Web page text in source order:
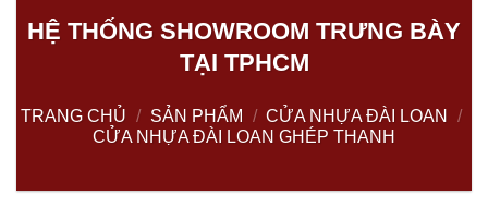
HỆ THỐNG SHOWROOM TRƯNG BÀY
TẠI TPHCM
TRANG CHỦ / SẢN PHẨM / CỬA NHỰA ĐÀI LOAN
/
CỬA NHỰA ĐÀI LOAN GHÉP THANH